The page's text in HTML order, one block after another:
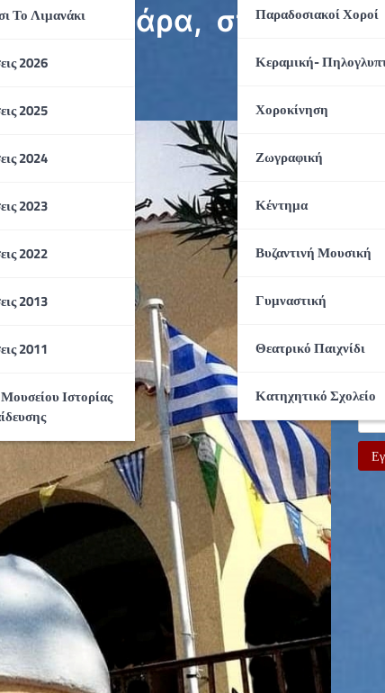
Παραδοσιακοί Χοροί
Κεραμική-
Χοροκίνηση
Ζωγραφική
Κέντημα
Βυζαντινή Μουσική
Γυμναστική
Θεατρικό Παιχνίδι
Κατηχητικό Σχολείο
Το Λιμανάκι
2026
2025
2024
2023
2022
2013
2011
Ιστορίας
Βαρβάρα, στο